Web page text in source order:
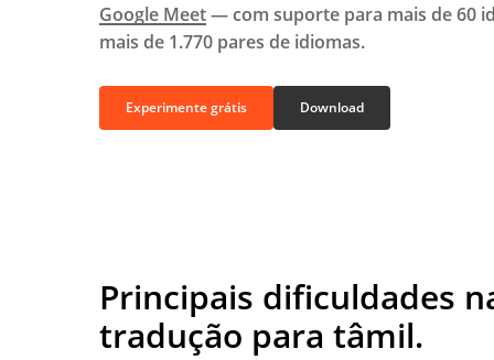
Google Meet— com suporte para mais de 60
mais de 1.770 pares de idiomas.
Experimente grátis Download
Principais dificuldades
tradução para tâmil.